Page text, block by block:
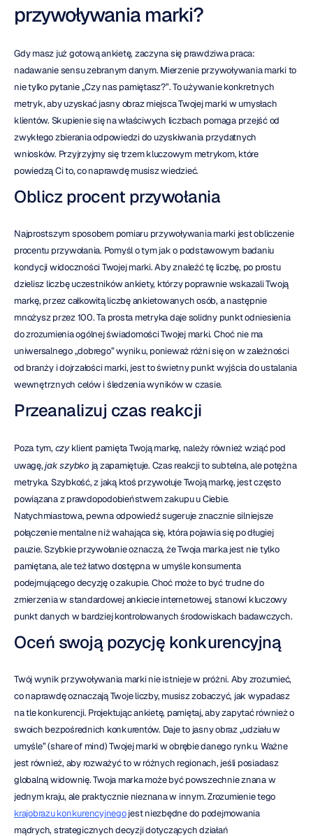
przywoływania marki?
Gdy masz już gotową ankietę, zaczyna się prawdziwa praca:
nadawanie sensu zebranym danym. Mierzenie przywoływania marki to
nie tylko pytanie „Czy nas pamiętasz?”. To używanie konkretnych
metryk, aby uzyskać jasny obraz miejsca Twojej marki w umysłach
klientów. Skupienie się na właściwych liczbach pomaga przejść od
zwykłego zbierania odpowiedzi do uzyskiwania przydatnych
wniosków. Przyjrzyjmy się trzem kluczowym metrykom, które
powiedzą Ci to, co naprawdę musisz wiedzieć.
Oblicz procent przywołania
Najprostszym sposobem pomiaru przywoływania marki jest obliczenie
procentu przywołania. Pomyśl o tym jak o podstawowym badaniu
kondycji widoczności Twojej marki. Aby znaleźć tę liczbę, po prostu
dzielisz liczbę uczestników ankiety, którzy poprawnie wskazali Twoją
markę, przez całkowitą liczbę ankietowanych osób, a następnie
mnożysz przez 100. Ta prosta metryka daje solidny punkt odniesienia
do zrozumienia ogólnej świadomości Twojej marki. Choć nie ma
uniwersalnego „dobrego” wyniku, ponieważ różni się on w zależności
od branży i dojrzałości marki, jest to świetny punkt wyjścia do ustalania
wewnętrznych celów i śledzenia wyników w czasie.
Przeanalizuj czas reakcji
Poza tym, czy klient pamięta Twoją markę, należy również wziąć pod
uwagę, jak szybko ją zapamiętuje. Czas reakcji to subtelna, ale potężna
metryka. Szybkość, z jaką ktoś przywołuje Twoją markę, jest często
powiązana z prawdopodobieństwem zakupu u Ciebie.
Natychmiastowa, pewna odpowiedź sugeruje znacznie silniejsze
połączenie mentalne niż wahająca się, która pojawia się po długiej
pauzie. Szybkie przywołanie oznacza, że Twoja marka jest nie tylko
pamiętana, ale też łatwo dostępna w umyśle konsumenta
podejmującego decyzję o zakupie. Choć może to być trudne do
zmierzenia w standardowej ankiecie internetowej, stanowi kluczowy
punkt danych w bardziej kontrolowanych środowiskach badawczych.
Oceń swoją pozycję konkurencyjną
Twój wynik przywoływania marki nie istnieje w próżni. Aby zrozumieć,
co naprawdę oznaczają Twoje liczby, musisz zobaczyć, jak wypadasz
na tle konkurencji. Projektując ankietę, pamiętaj, aby zapytać również o
swoich bezpośrednich konkurentów. Daje to jasny obraz „udziału w
umyśle” (share of mind) Twojej marki w obrębie danego rynku. Ważne
jest również, aby rozważyć to w różnych regionach, jeśli posiadasz
globalną widownię. Twoja marka może być powszechnie znana w
krajobrazu konkurencyjnego jest niezbędne do podejmowania
mądrych, strategicznych decyzji dotyczących działań